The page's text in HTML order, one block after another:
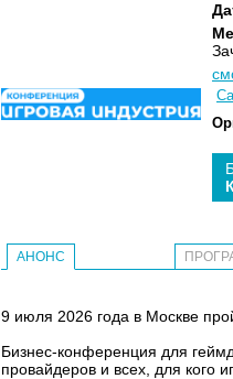
АНОНС
9 июля 2026 года в Москве
Бизнес-конференция для
провайдеров и всех, для кого